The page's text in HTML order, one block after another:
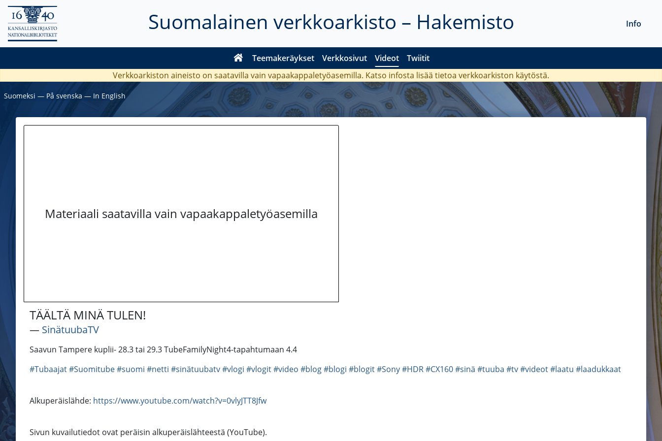
Suomalainen verkkoarkisto – Hakemisto
Teemakeräykset Verkkosivut Videot Twiitit
Info
Verkkoarkiston aineisto on saatavilla vain vapaakappaletyöasemilla. Katso infosta lisää tietoa verkkoarkiston käytöstä.
Suomeksi ― På svenska ― In English
Materiaali saatavilla vain vapaakappaletyöasemilla
TÄÄLTÄ MINÄ TULEN!
― SinätuubaTV
Saavun Tampere kuplii- 28.3 tai 29.3 TubeFamilyNight4-tapahtumaan 4.4
#Tubaajat#Suomitube#suomi #netti #sinätuubatv#vlogi #vlogit#video #blog#blogi #blogit#Sony#HDR#CX160#sinä #tuuba #tv#videot#laatu #laadukkaat
Alkuperäislähde: https://www.youtube.com/watch?v=0vlyJTT8Jfw
Sivun kuvailutiedot ovat peräisin alkuperäislähteestä (YouTube).